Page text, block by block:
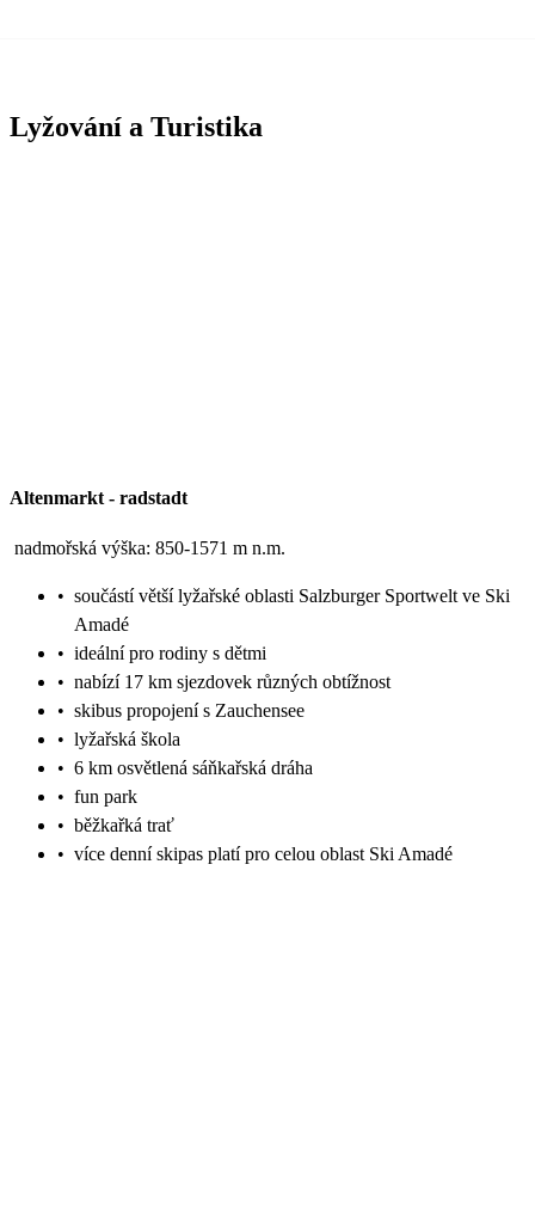
Lyžování a Turistika
Altenmarkt - radstadt
nadmořská výška: 850-1571 m n.m.
• součástí větší lyžařské oblasti Salzburger Sportwelt ve Ski
Amadé
• ideální pro rodiny s dětmi
• nabízí 17 km sjezdovek různých obtížnost
• skibus propojení s Zauchensee
• lyžařská škola
• 6 km osvětlená sáňkařská dráha
• fun park
• běžkařká trať
• více denní skipas platí pro celou oblast Ski Amadé